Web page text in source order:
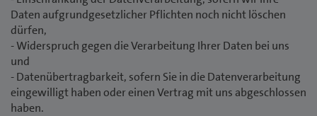
Daten aufgrundgesetzlicher Pflichten noch nicht löschen
dürfen,
- Widerspruch gegen die Verarbeitung Ihrer Daten bei uns
und
- Datenübertragbarkeit, sofern Sie in die Datenverarbeitung
eingewilligt haben oder einen Vertrag mit uns abgeschlossen
haben.